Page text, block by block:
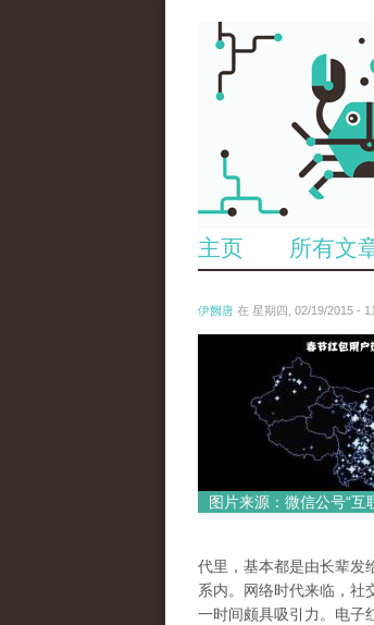
主页 所有文
伊阙唐 在 星期四, 02/19/2015 -
图片来源：微信公号“互
代里，基本都是由长辈发
系内。网络时代来临，社
一时间颇具吸引力。电子